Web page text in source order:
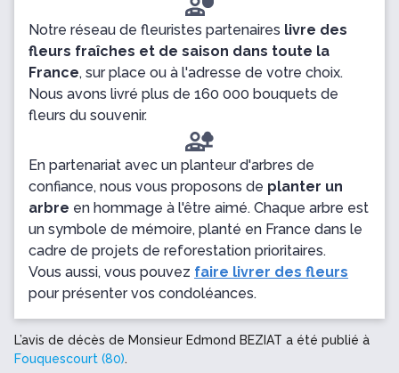
Notre réseau de fleuristes partenaires livre des
fleurs fraîches et de saison dans toute la
France, sur place ou à l'adresse de votre choix.
Nous avons livré plus de 160 000 bouquets de
fleurs du souvenir.
En partenariat avec un planteur d'arbres de
confiance, nous vous proposons de planter un
arbre en hommage à l'être aimé. Chaque arbre est
un symbole de mémoire, planté en France dans le
cadre de projets de reforestation prioritaires.
Vous aussi, vous pouvez faire livrer des fleurs
pour présenter vos condoléances.
L’avis de décès de Monsieur Edmond BEZIAT a été publié à
Fouquescourt (80).